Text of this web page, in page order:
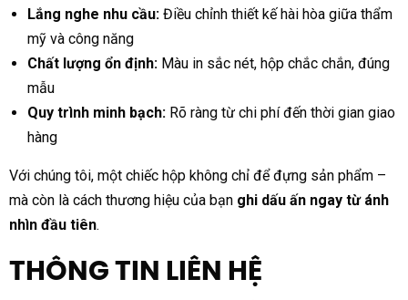
Lắng nghe nhu cầu: Điều chỉnh thiết kế hài hòa giữa thẩm
mỹ và công năng
Chất lượng ổn định: Màu in sắc nét, hộp chắc chắn, đúng
mẫu
Quy trình minh bạch: Rõ ràng từ chi phí đến thời gian giao
hàng
Với chúng tôi, một chiếc hộp không chỉ để đựng sản phẩm –
mà còn là cách thương hiệu của bạn ghi dấu ấn ngay từ ánh
nhìn đầu tiên.
THÔNG TIN LIÊN HỆ